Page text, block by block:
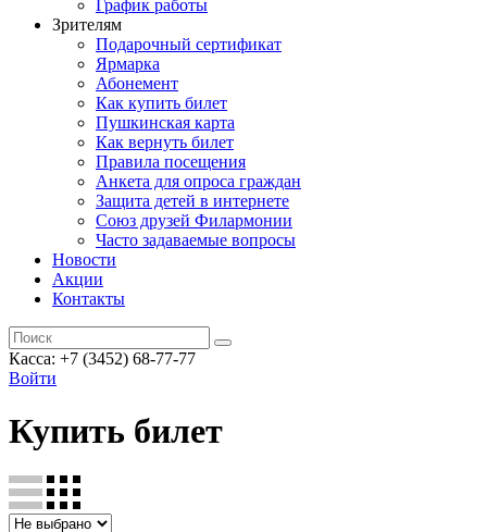
График работы
Зрителям
Подарочный сертификат
Ярмарка
Абонемент
Как купить билет
Пушкинская карта
Как вернуть билет
Правила посещения
Анкета для опроса граждан
Защита детей в интернете
Союз друзей Филармонии
Часто задаваемые вопросы
Новости
Акции
Контакты
Касса: +7 (3452) 68-77-77
Войти
Купить билет